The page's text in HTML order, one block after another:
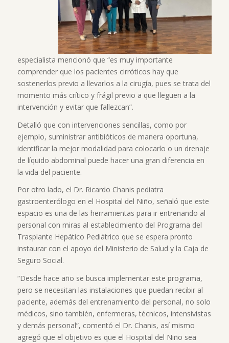
especialista mencionó que “es muy importante
comprender que los pacientes cirróticos hay que
sostenerlos previo a llevarlos a la cirugía, pues se trata del
momento más crítico y frágil previo a que lleguen a la
intervención y evitar que fallezcan”.
Detalló que con intervenciones sencillas, como por
ejemplo, suministrar antibióticos de manera oportuna,
identificar la mejor modalidad para colocarlo o un drenaje
de líquido abdominal puede hacer una gran diferencia en
la vida del paciente.
Por otro lado, el Dr. Ricardo Chanis pediatra
gastroenterólogo en el Hospital del Niño, señaló que este
espacio es una de las herramientas para ir entrenando al
personal con miras al establecimiento del Programa del
Trasplante Hepático Pediátrico que se espera pronto
instaurar con el apoyo del Ministerio de Salud y la Caja de
Seguro Social.
“Desde hace año se busca implementar este programa,
pero se necesitan las instalaciones que puedan recibir al
paciente, además del entrenamiento del personal, no solo
médicos, sino también, enfermeras, técnicos, intensivistas
y demás personal”, comentó el Dr. Chanis, así mismo
agregó que el objetivo es que el Hospital del Niño sea